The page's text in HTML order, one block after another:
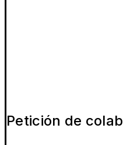
Petición de